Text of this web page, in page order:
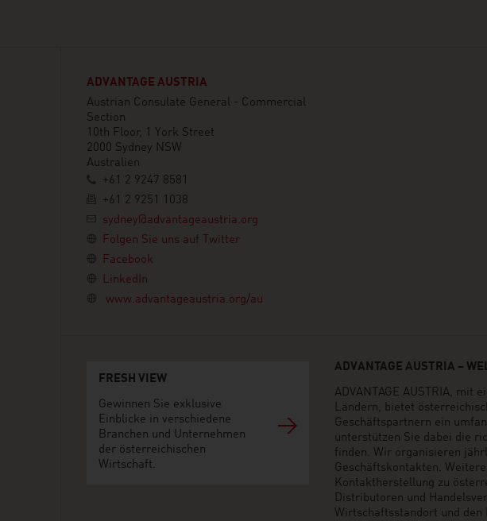
ADVANTAGE AUSTRIA
Austrian Consulate General - Commercial
Section
10th Floor, 1 York Street
2000 Sydney NSW
Australien
+61 2 9247 8581
+61 2 9251 1038
sydney@advantageaustria.org
Folgen Sie uns auf Twitter
Facebook
LinkedIn
www.advantageaustria.org/au
FRESH VIEW
Gewinnen Sie exklusive
Einblicke in verschiedene
Branchen und Unternehmen
der österreichischen
Wirtschaft.
ADVANTAGE AUSTRIA –
ADVANTAGE AUSTRIA, mit
Ländern, bietet
Geschäftspartnern ein
unterstützen Sie dabei die
finden. Wir organisieren
Geschäftskontakten. Weitere
Kontaktherstellung zu
Distributoren und
Wirtschaftsstandort und